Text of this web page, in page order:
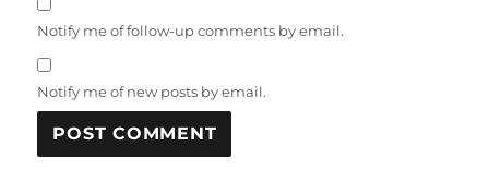
Notify me of follow-up comments by email.
Notify me of new posts by email.